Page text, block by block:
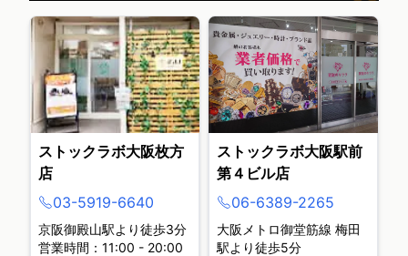
ストックラボ大阪枚方
店
03-5919-6640
京阪御殿山駅より徒歩3分
営業時間：11:00 - 20:00
ストックラボ大阪駅前
第４ビル店
06-6389-2265
大阪メトロ御堂筋線 梅田
駅より徒歩5分